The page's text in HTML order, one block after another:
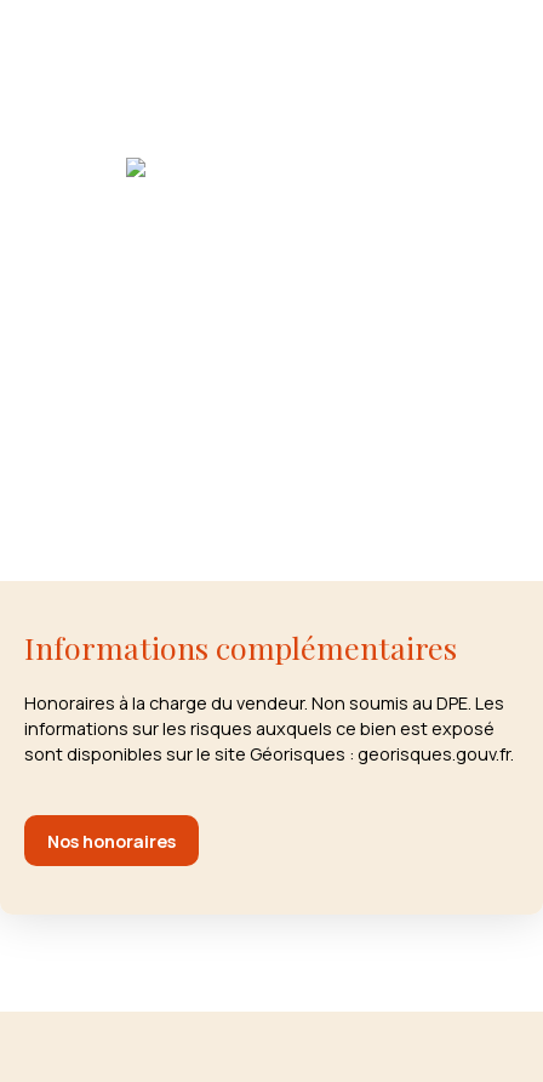
Informations complémentaires
Honoraires à la charge du vendeur. Non soumis au DPE. Les
informations sur les risques auxquels ce bien est exposé
sont disponibles sur le site Géorisques : georisques.gouv.fr.
Nos honoraires